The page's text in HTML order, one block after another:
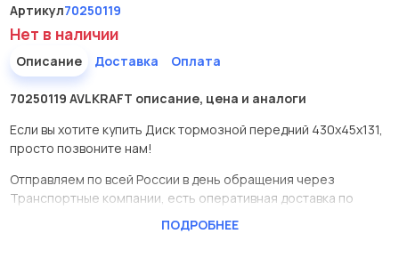
Артикул70250119
Нет в наличии
Описание Доставка Оплата
70250119 AVLKRAFT описание, цена и аналоги
Если вы хотите купить Диск тормозной передний 430х45х131,
просто позвоните нам!
Отправляем по всей России в день обращения через
Транспортные компании, есть оперативная доставка по
ПОДРОБНЕЕ